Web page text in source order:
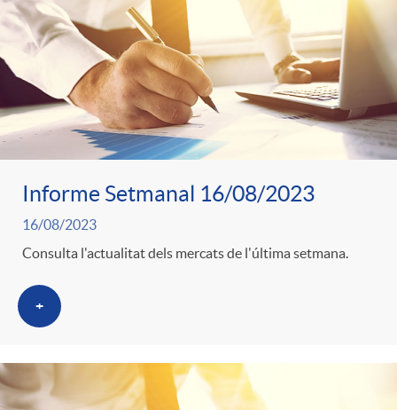
r
n
o
t
i
c
i
n
t
e
n
i
u
b
l
c
a
d
Informe Setmanal 16/08/2023
16/08/2023
Consulta l'actualitat dels mercats de l'última setmana.
+